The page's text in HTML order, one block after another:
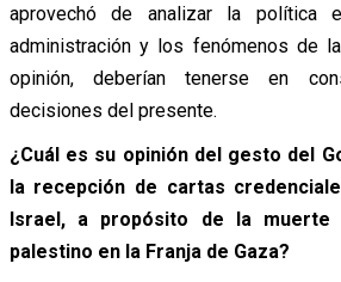
aprovechó de analizar la política
administración y los fenómenos de
opinión, deberían tenerse en
decisiones del presente.
¿Cuál es su opinión del gesto del
la recepción de cartas
Israel, a propósito de la muerte
palestino en la Franja de Gaza?